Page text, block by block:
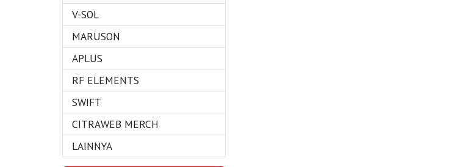
V-SOL
MARUSON
APLUS
RF ELEMENTS
SWIFT
CITRAWEB MERCH
LAINNYA